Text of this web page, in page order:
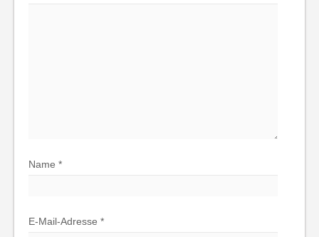
Name *
E-Mail-Adresse *